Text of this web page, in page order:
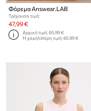
Φόρεμα Answear.LAB
Τρέχουσα τιμή:
47,99 €
Αρχική τιμή:65,99 €
Η χαμηλότερη τιμή:65,99 €